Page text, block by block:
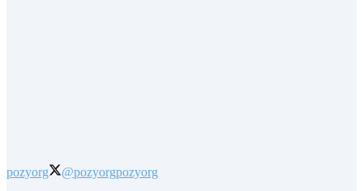
pozyorg @pozyorgpozyorg